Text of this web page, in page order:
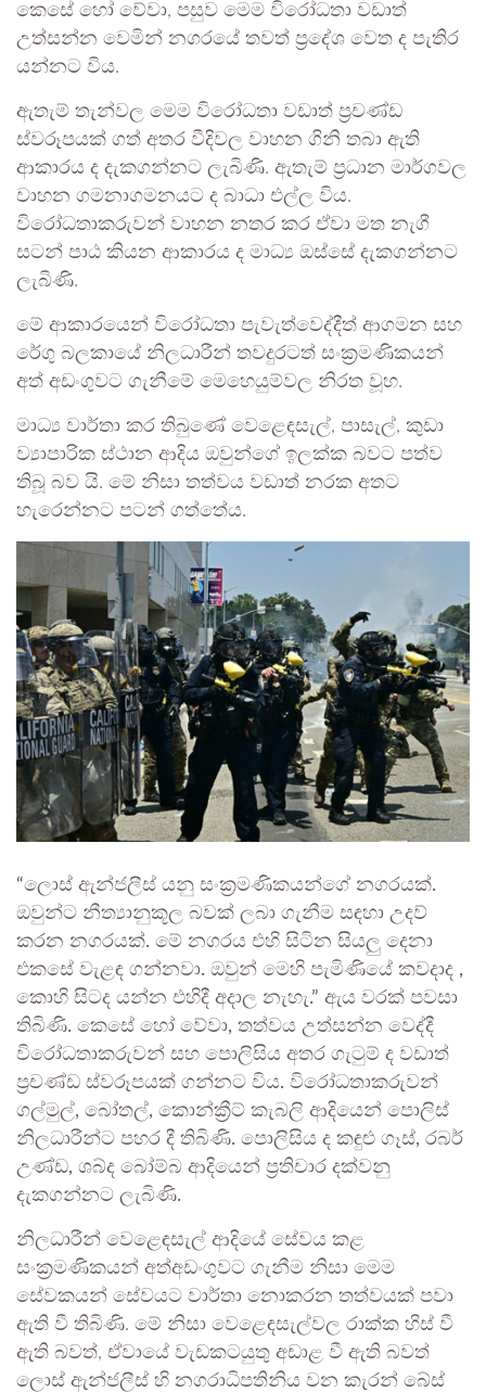
කෙසේ හෝ වේවා, පසුව මෙම විරෝධතා වඩාත්
උත්සන්න වෙමින් නගරයේ තවත් ප්‍රදේශ වෙත ද පැතිර
යන්නට විය.
ඇතැම් තැන්වල මෙම විරෝධතා වඩාත් ප්‍රචණ්ඩ
ස්වරූපයක් ගත් අතර වීදිවල වාහන ගිනි තබා ඇති
ආකාරය ද දැකගන්නට ලැබිණි. ඇතැම් ප්‍රධාන මාර්ගවල
වාහන ගමනාගමනයට ද බාධා එල්ල විය.
විරෝධතාකරුවන් වාහන නතර කර ඒවා මත නැගී
සටන් පාඨ කියන ආකාරය ද මාධ්‍ය ඔස්සේ දැකගන්නට
ලැබිණි.
මේ ආකාරයෙන් විරෝධතා පැවැත්වෙද්දීත් ආගමන සහ
රේගු බලකායේ නිලධාරීන් තවදුරටත් සංක්‍රමණිකයන්
අත් අඩංගුවට ගැනීමේ මෙහෙයුම්වල නිරත වූහ.
මාධ්‍ය වාර්තා කර තිබුණේ වෙළෙඳසැල්, පාසැල්, කුඩා
ව්‍යාපාරික ස්ථාන ආදිය ඔවුන්ගේ ඉලක්ක බවට පත්ව
තිබූ බව යි. මේ නිසා තත්වය වඩාත් නරක අතට
හැරෙන්නට පටන් ගත්තේය.
“ලොස් ඇන්ජලීස් යනු සංක්‍රමණිකයන්ගේ නගරයක්.
ඔවුන්ට නීත්‍යානුකූල බවක් ලබා ගැනීම සඳහා උදව්
කරන නගරයක්. මේ නගරය එහි සිටින සියලු දෙනා
එකසේ වැළඳ ගන්නවා. ඔවුන් මෙහි පැමිණියේ කවදාද ,
කොහි සිටද යන්න එහිදී අදාල නැහැ.” ඇය වරක් පවසා
තිබිණි. කෙසේ හෝ වේවා, තත්වය උත්සන්න වෙද්දී
විරෝධතාකරුවන් සහ පොලිසිය අතර ගැටුම් ද වඩාත්
ප්‍රචණ්ඩ ස්වරූපයක් ගන්නට විය. විරෝධතාකරුවන්
ගල්මුල්, බෝතල්, කොන්ක්‍රීට් කැබලි ආදියෙන් පොලිස්
නිලධාරීන්ට පහර දී තිබිණි. පොලිසිය ද කඳුළු ගෑස්, රබර්
උණ්ඩ, ශබ්ද බෝම්බ ආදියෙන් ප්‍රතිචාර දක්වනු
දැකගන්නට ලැබිණි.
නිලධාරීන් වෙළෙඳසැල් ආදියේ සේවය කළ
සංක්‍රමණිකයන් අත්අඩංගුවට ගැනීම නිසා මෙම
සේවකයන් සේවයට වාර්තා නොකරන තත්වයක් පවා
ඇති වී තිබිණි. මේ නිසා වෙළෙඳසැල්වල රාක්ක හිස් වී
ඇති බවත්, ඒවායේ වැඩකටයුතු අඩාළ වී ඇති බවත්
ලොස් ඇන්ජලීස් හි නගරාධිපතිනිය වන කැරන් බේස්